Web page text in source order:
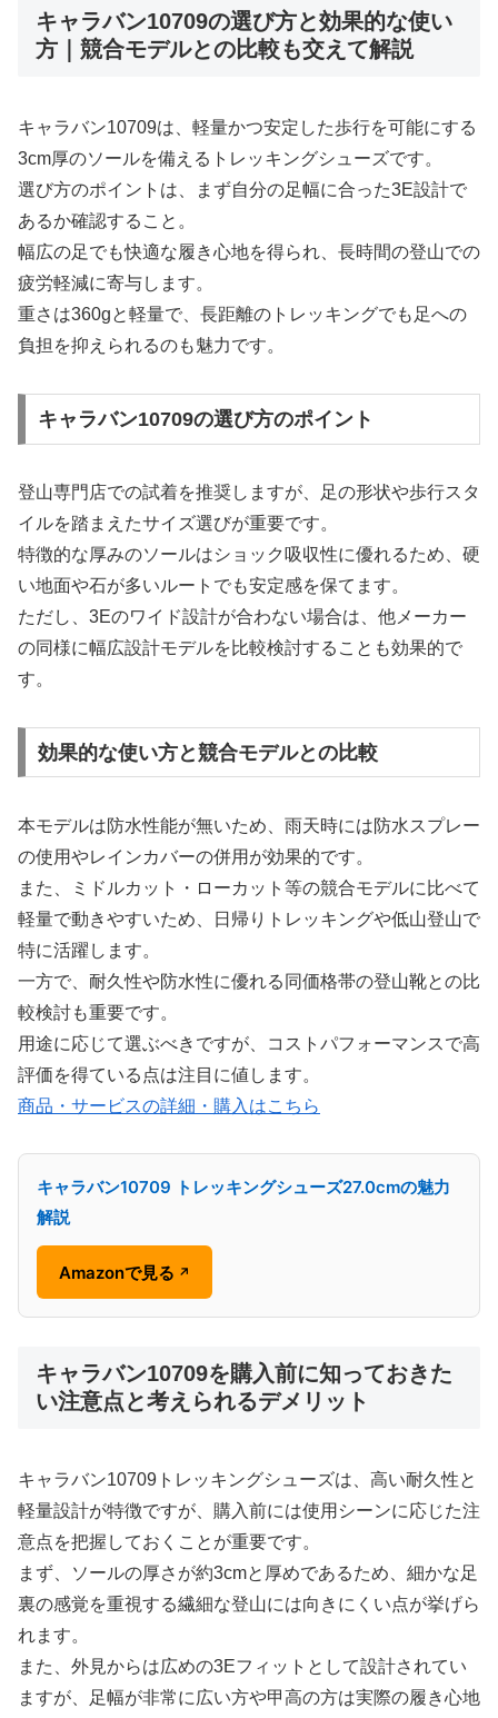
キャラバン10709の選び方と効果的な使い
方｜競合モデルとの比較も交えて解説
キャラバン10709は、軽量かつ安定した歩行を可能にする
3cm厚のソールを備えるトレッキングシューズです。
選び方のポイントは、まず自分の足幅に合った3E設計で
あるか確認すること。
幅広の足でも快適な履き心地を得られ、長時間の登山での
疲労軽減に寄与します。
重さは360gと軽量で、長距離のトレッキングでも足への
負担を抑えられるのも魅力です。
キャラバン10709の選び方のポイント
登山専門店での試着を推奨しますが、足の形状や歩行スタ
イルを踏まえたサイズ選びが重要です。
特徴的な厚みのソールはショック吸収性に優れるため、硬
い地面や石が多いルートでも安定感を保てます。
ただし、3Eのワイド設計が合わない場合は、他メーカー
の同様に幅広設計モデルを比較検討することも効果的で
す。
効果的な使い方と競合モデルとの比較
本モデルは防水性能が無いため、雨天時には防水スプレー
の使用やレインカバーの併用が効果的です。
また、ミドルカット・ローカット等の競合モデルに比べて
軽量で動きやすいため、日帰りトレッキングや低山登山で
特に活躍します。
一方で、耐久性や防水性に優れる同価格帯の登山靴との比
較検討も重要です。
用途に応じて選ぶべきですが、コストパフォーマンスで高
評価を得ている点は注目に値します。
商品・サービスの詳細・購入はこちら
キャラバン10709 トレッキングシューズ27.0cmの魅力
解説
Amazonで見る ↗
キャラバン10709を購入前に知っておきた
い注意点と考えられるデメリット
キャラバン10709トレッキングシューズは、高い耐久性と
軽量設計が特徴ですが、購入前には使用シーンに応じた注
意点を把握しておくことが重要です。
まず、ソールの厚さが約3cmと厚めであるため、細かな足
裏の感覚を重視する繊細な登山には向きにくい点が挙げら
れます。
また、外見からは広めの3Eフィットとして設計されてい
ますが、足幅が非常に広い方や甲高の方は実際の履き心地